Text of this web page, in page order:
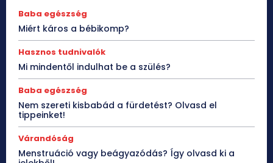
Baba egészség
Miért káros a bébikomp?
Hasznos tudnivalók
Mi mindentől indulhat be a szülés?
Baba egészség
Nem szereti kisbabád a fürdetést? Olvasd el
tippeinket!
Várandóság
Menstruáció vagy beágyazódás? Így olvasd ki a